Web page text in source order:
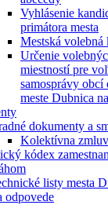
Vyhlásenie
primátora mesta
Mestská volebná
Určenie
miestností pre
samosprávy obcí
meste Dubnica
dokumenty a
Kolektívna
kódex
listy mesta
odpovede